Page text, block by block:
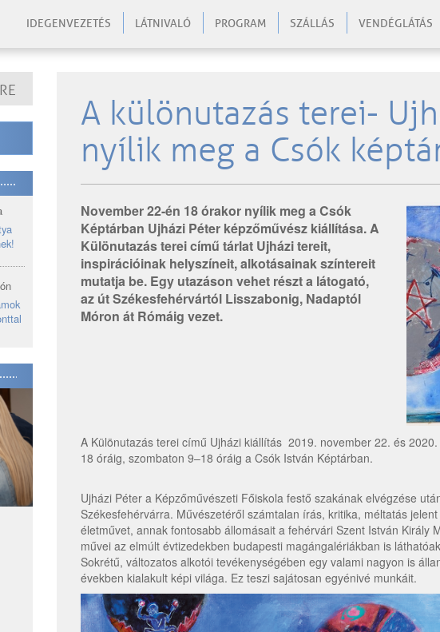
IDEGENVEZETÉS LÁTNIVALÓ PROGRAM SZÁLLÁS VENDÉGLÁTÁS
A különutazás terei-
nyílik meg a Csók
November 22-én 18 órakor nyílik meg a Csók
Képtárban Ujházi Péter képzőművész kiállítása. A
Különutazás terei című tárlat Ujházi tereit,
inspirációinak helyszíneit, alkotásainak színtereit
mutatja be. Egy utazáson vehet részt a látogató,
az út Székesfehérvártól Lisszabonig, Nadaptól
Móron át Rómáig vezet.
A Különutazás terei című Ujházi kiállítás 2019. november 22. és
18 óráig, szombaton 9–18 óráig a Csók István Képtárban.
Ujházi Péter a Képzőművészeti Főiskola festő szakának elvégzése
Székesfehérvárra. Művészetéről számtalan írás, kritika, méltatás
életművet, annak fontosabb állomásait a fehérvári Szent István Király
művei az elmúlt évtizedekben budapesti magángalériákban is
Sokrétű, változatos alkotói tevékenységében egy valami nagyon is
években kialakult képi világa. Ez teszi sajátosan egyénivé munkáit.